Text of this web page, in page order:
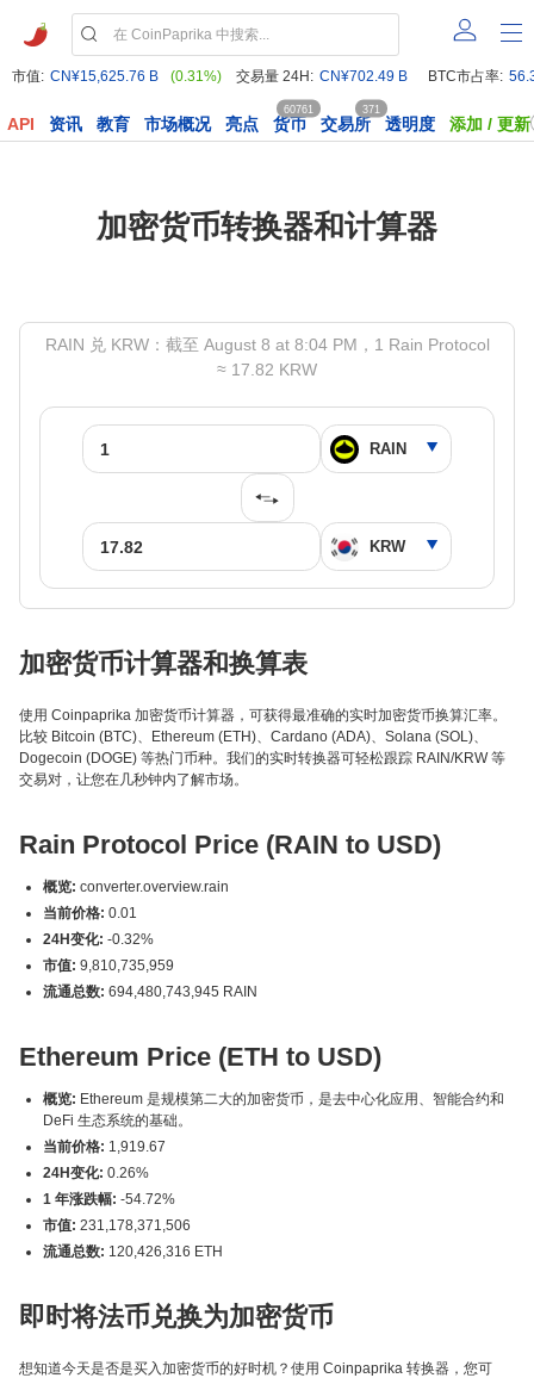
市值: CN¥15,625.76 B (0.31%) 交易量 24H: CN¥702.49 B BTC市占率:
API 资讯 教育 市场概况 亮点 货币
60761
交易所
371
透明度 添加 / 更新
加密货币转换器和计算器
RAIN 兑 KRW：截至 August 8 at 8:04 PM，1 Rain Protocol
≈ 17.82 KRW
加密货币计算器和换算表
使用 Coinpaprika 加密货币计算器，可获得最准确的实时加密货币换算汇率。
比较 Bitcoin (BTC)、Ethereum (ETH)、Cardano (ADA)、Solana (SOL)、
Dogecoin (DOGE) 等热门币种。我们的实时转换器可轻松跟踪 RAIN/KRW 等
交易对，让您在几秒钟内了解市场。
Rain Protocol Price (RAIN to USD)
概览: converter.overview.rain
当前价格: 0.01
24H变化: -0.32%
市值: 9,810,735,959
流通总数: 694,480,743,945 RAIN
Ethereum Price (ETH to USD)
概览: Ethereum 是规模第二大的加密货币，是去中心化应用、智能合约和
DeFi 生态系统的基础。
当前价格: 1,919.67
24H变化: 0.26%
1 年涨跌幅: -54.72%
市值: 231,178,371,506
流通总数: 120,426,316 ETH
即时将法币兑换为加密货币
想知道今天是否是买入加密货币的好时机？使用 Coinpaprika 转换器，您可